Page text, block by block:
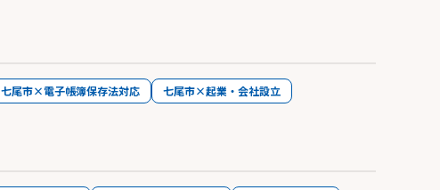
七尾市×電子帳簿保存法対応 七尾市×起業・会社設立